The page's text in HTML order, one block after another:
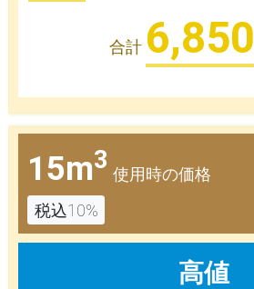
合計 6,850
15m3
使用時の価格
税込10%
高値